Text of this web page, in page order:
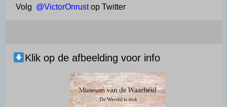
Volg @VictorOnrustop Twitter
Klik op de afbeelding voor info